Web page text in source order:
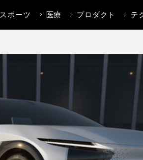
スポーツ 医療 プロダクト テ